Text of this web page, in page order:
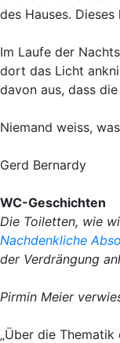
des Hauses.
Im Laufe der
dort das Licht
davon aus, dass
Niemand weiss,
Gerd Bernardy
WC-Geschichten
Die Toiletten, wie
Nachdenkliche
der Verdrängung
Pirmin Meier
„Über die